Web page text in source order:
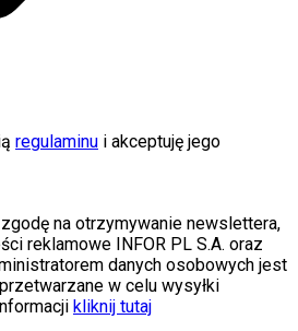
regulaminu i akceptuję jego
na otrzymywanie newslettera,
reklamowe INFOR PL S.A. oraz
danych osobowych jest
w celu wysyłki
kliknij tutaj